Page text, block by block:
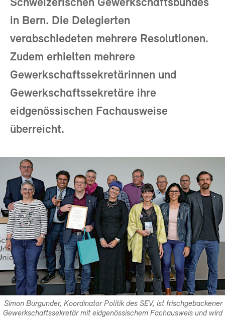
Schweizerischen Gewerkschaftsbundes
in Bern. Die Delegierten
verabschiedeten mehrere Resolutionen.
Zudem erhielten mehrere
Gewerkschaftssekretärinnen und
Gewerkschaftssekretäre ihre
eidgenössischen Fachausweise
überreicht.
Simon Burgunder, Koordinator Politik des SEV, ist frischgebackener
Gewerkschaftssekretär mit eidgenössischem Fachausweis und wird